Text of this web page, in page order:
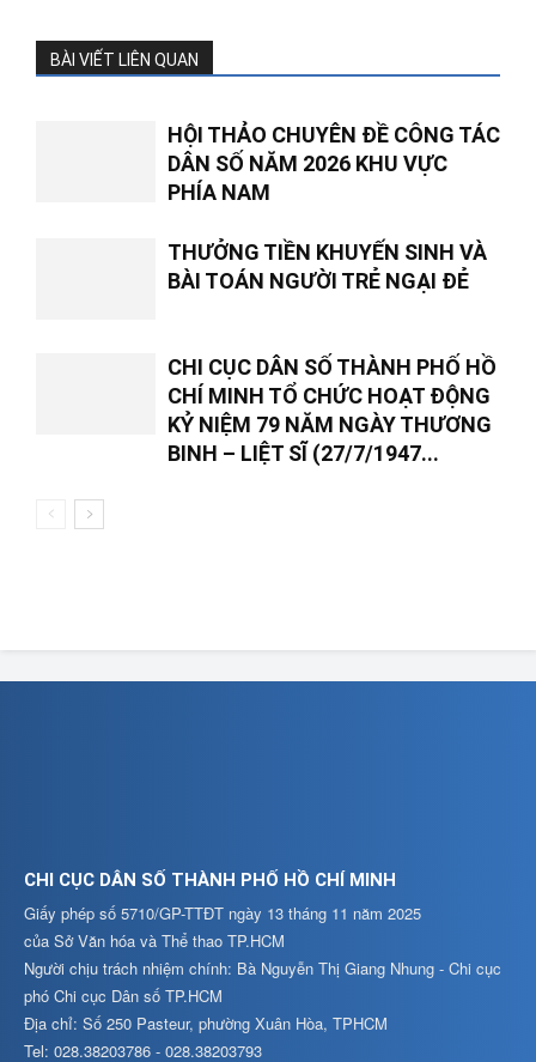
BÀI VIẾT LIÊN QUAN
HỘI THẢO CHUYÊN ĐỀ CÔNG TÁC
DÂN SỐ NĂM 2026 KHU VỰC
PHÍA NAM
THƯỞNG TIỀN KHUYẾN SINH VÀ
BÀI TOÁN NGƯỜI TRẺ NGẠI ĐẺ
CHI CỤC DÂN SỐ THÀNH PHỐ HỒ
CHÍ MINH TỔ CHỨC HOẠT ĐỘNG
KỶ NIỆM 79 NĂM NGÀY THƯƠNG
BINH – LIỆT SĨ (27/7/1947...
CHI CỤC DÂN SỐ THÀNH PHỐ HỒ CHÍ MINH
Giấy phép số 5710/GP-TTĐT ngày 13 tháng 11 năm 2025
của Sở Văn hóa và Thể thao TP.HCM
Người chịu trách nhiệm chính: Bà Nguyễn Thị Giang Nhung - Chi cục
phó Chi cục Dân số TP.HCM
Địa chỉ: Số 250 Pasteur, phường Xuân Hòa, TPHCM
Tel: 028.38203786 - 028.38203793